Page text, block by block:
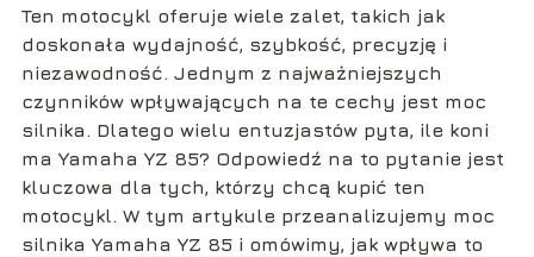
Ten motocykl oferuje wiele zalet, takich jak
doskonała wydajność, szybkość, precyzję i
niezawodność. Jednym z najważniejszych
czynników wpływających na te cechy jest moc
silnika. Dlatego wielu entuzjastów pyta, ile koni
ma Yamaha YZ 85? Odpowiedź na to pytanie jest
kluczowa dla tych, którzy chcą kupić ten
motocykl. W tym artykule przeanalizujemy moc
silnika Yamaha YZ 85 i omówimy, jak wpływa to